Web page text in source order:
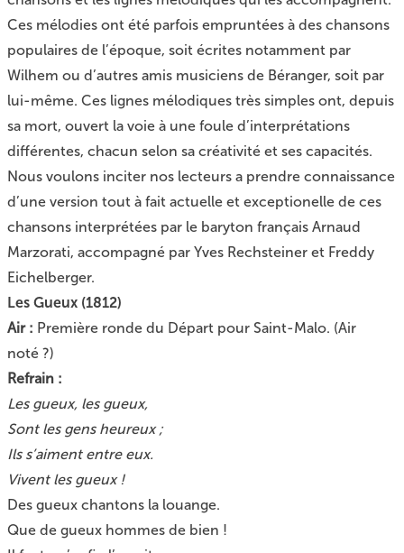
Ces mélodies ont été parfois empruntées à des chansons
populaires de l’époque, soit écrites notamment par
Wilhem ou d’autres amis musiciens de Béranger, soit par
lui-même. Ces lignes mélodiques très simples ont, depuis
sa mort, ouvert la voie à une foule d’interprétations
différentes, chacun selon sa créativité et ses capacités.
Nous voulons inciter nos lecteurs a prendre connaissance
d’une version tout à fait actuelle et exceptionelle de ces
chansons interprétées par le baryton français Arnaud
Marzorati, accompagné par Yves Rechsteiner et Freddy
Eichelberger.
Les Gueux (1812)
Air : Première ronde du Départ pour Saint-Malo. (Air
noté ?)
Refrain :
Les gueux, les gueux,
Sont les gens heureux ;
Ils s’aiment entre eux.
Vivent les gueux !
Des gueux chantons la louange.
Que de gueux hommes de bien !